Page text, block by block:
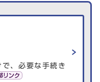
、必要な手続き